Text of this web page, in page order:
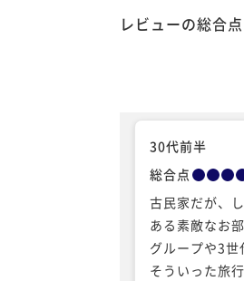
レビューの総合点
30代前半
総合点
古民家だが、
ある素敵なお
グループや3世
そういった旅